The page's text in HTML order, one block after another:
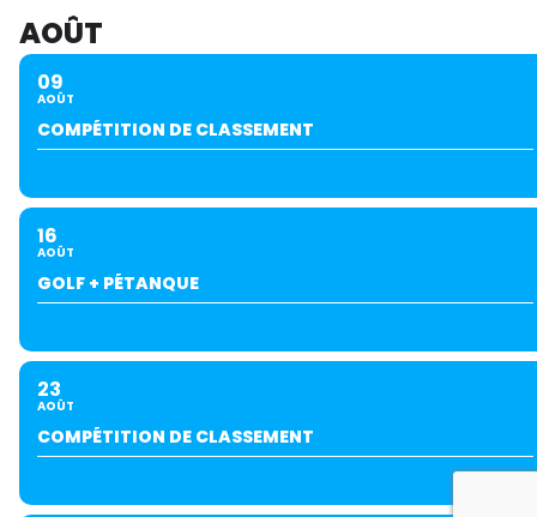
AOÛT
09
AOÛT
COMPÉTITION DE CLASSEMENT
16
AOÛT
GOLF + PÉTANQUE
23
AOÛT
COMPÉTITION DE CLASSEMENT